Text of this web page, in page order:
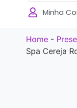
Minha
Home-
Spa Cereja